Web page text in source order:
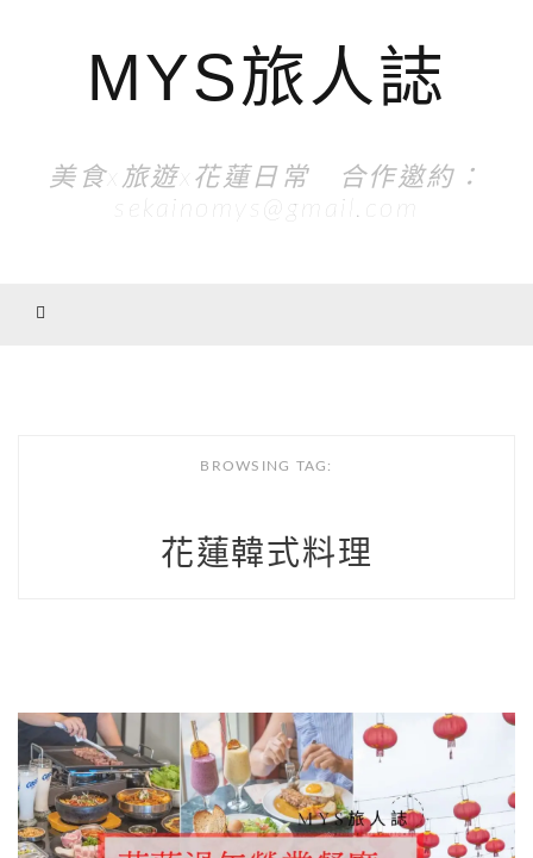
MYS旅人誌
美食x旅遊x花蓮日常 合作邀約：
sekainomys@gmail.com
BROWSING TAG:
花蓮韓式料理